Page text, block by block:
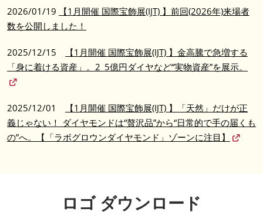
2026/01/19
【1月開催 国際宝飾展(IJT) 】前回(2026年)来場者
数を公開しました！
2025/12/15
【1月開催 国際宝飾展(IJT) 】金高騰で急増する
「身に着ける資産」。2_5億円ダイヤなど“実物資産”を展示。
2025/12/01
【1月開催 国際宝飾展(IJT) 】「天然」だけが正
義じゃない！ ダイヤモンドは“贅沢品”から“日常的で手の届くも
の”へ。【「ラボグロウンダイヤモンド」ゾーンに注目】
ロゴ ダウンロード